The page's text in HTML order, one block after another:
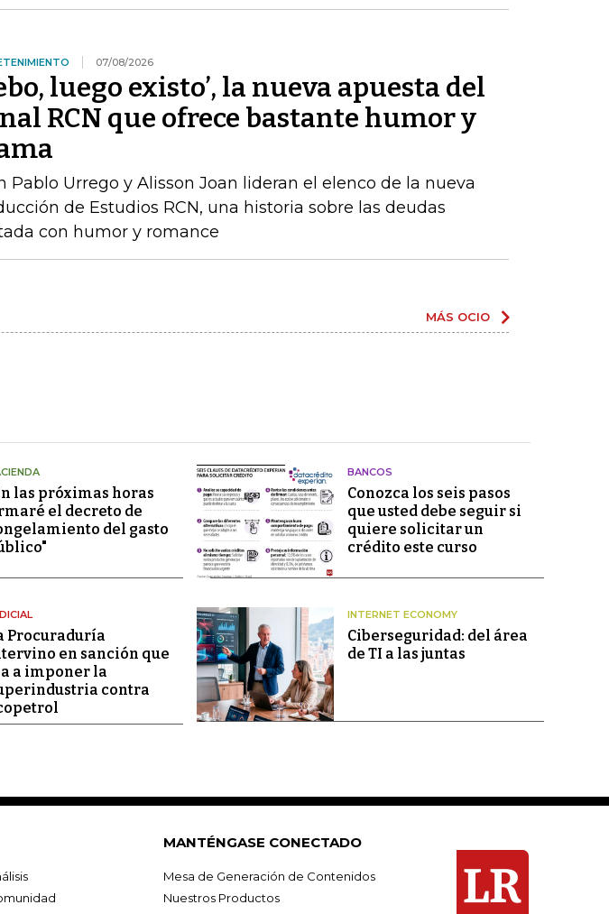
07/08/2026
luego existo’, la nueva apuesta del
RCN que ofrece bastante humor y
Pablo Urrego y Alisson Joan lideran el elenco de la nueva
de Estudios RCN, una historia sobre las deudas
con humor y romance
MÁS OCIO
las próximas horas
el decreto de
del gasto
BANCOS
Conozca los seis pasos
que usted debe seguir si
quiere solicitar un
crédito este curso
Procuraduría
en sanción que
a imponer la
contra
INTERNET ECONOMY
Ciberseguridad: del área
de TI a las juntas
MANTÉNGASE CONECTADO
Mesa de Generación de Contenidos
Nuestros Productos